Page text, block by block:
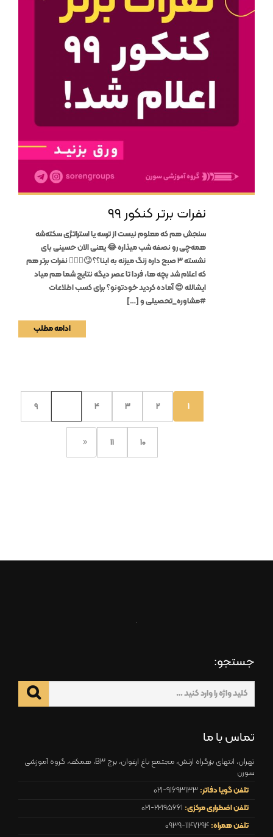
نفرات برتر کنکور ۹۹
سنجش هم که معلوم نیست از ترسه یا استراتژی سکته‌شه
همه‌چی رو نصفه شب میذاره 😂 یعنی الان حسینی بای
نشسته ۳ صبح داره زنگ میزنه به اینا؟؟ 🙄🤦🏼‍♂️ نفرات برتر هم
که اعلام شد بچه ها، فردا تا عصر دیگه نتایج شما هم میاد
ایشالله 😍 آماده کردید خودتونو؟ برای کسب اطلاعات
#مشاوره_تحصیلی و […]
ادامه مطلب
1
2
3
4
9
10
11
جستجو:
تماس با ما
تهران، انتهای بزرگراه ارتش، مجتمع باغ ارغوان، برج B3، همکف، گروه آموزشی
سورن
تلفن گویا دفاتر:
تلفن اضطراری مرکزی:
تلفن همراه: